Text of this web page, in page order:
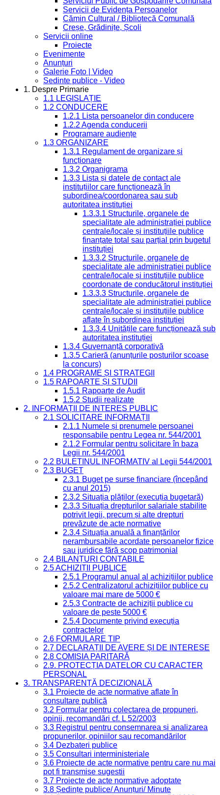
Servicii de Evidența Persoanelor
Cămin Cultural / Bibliotecă Comunală
Creșe, Grădinițe, Școli
Servicii online
Proiecte
Evenimente
Anunțuri
Galerie Foto | Video
Sedinte publice - Video
1. Despre Primarie
1.1 LEGISLAȚIE
1.2 CONDUCERE
1.2.1 Lista persoanelor din conducere
1.2.2 Agenda conducerii
Programare audiențe
1.3 ORGANIZARE
1.3.1 Regulament de organizare și
funcționare
1.3.2 Organigrama
1.3.3 Lista și datele de contact ale
instituțiilor care funcționează în
subordinea/coordonarea sau sub
autoritatea instituției
1.3.3.1 Structurile, organele de
specialitate ale administrației publice
centrale/locale și instituțiile publice
finanțate total sau parțial prin bugetul
instituției
1.3.3.2 Structurile, organele de
specialitate ale administrației publice
centrale/locale și instituțiile publice
coordonate de conducătorul instituției
1.3.3.3 Structurile, organele de
specialitate ale administrației publice
centrale/locale și instituțiile publice
aflate în subordinea instituției
1.3.3.4 Unitățile care funcționează sub
autoritatea instituției
1.3.4 Guvernanță corporativă
1.3.5 Carieră (anunțurile posturilor scoase
la concurs)
1.4 PROGRAME ȘI STRATEGII
1.5 RAPOARTE ȘI STUDII
1.5.1 Rapoarte de Audit
1.5.2 Studii realizate
2. INFORMAȚII DE INTERES PUBLIC
2.1 SOLICITARE INFORMAȚII
2.1.1 Numele și prenumele persoanei
responsabile pentru Legea nr. 544/2001
2.1.2 Formular pentru solicitare în baza
Legii nr. 544/2001
2.2 BULETINUL INFORMATIV al Legii 544/2001
2.3 BUGET
2.3.1 Buget pe surse financiare (începând
cu anul 2015)
2.3.2 Situația plăților (execuția bugetară)
2.3.3 Situația drepturilor salariale stabilite
potrivit legii, precum și alte drepturi
prevăzute de acte normative
2.3.4 Situația anuală a finanțărilor
nerambursabile acordate persoanelor fizice
sau juridice fără scop patrimonial
2.4 BILANȚURI CONTABILE
2.5 ACHIZIȚII PUBLICE
2.5.1 Programul anual al achizițiilor publice
2.5.2 Centralizatorul achizițiilor publice cu
valoare mai mare de 5000 €
2.5.3 Contracte de achiziții publice cu
valoare de peste 5000 €
2.5.4 Documente privind execuția
contractelor
2.6 FORMULARE TIP
2.7 DECLARAȚII DE AVERE ȘI DE INTERESE
2.8 COMISIA PARITARĂ
2.9. PROTECȚIA DATELOR CU CARACTER
PERSONAL
3. TRANSPARENȚĂ DECIZIONALĂ
3.1 Proiecte de acte normative aflate în
consultare publică
3.2 Formular pentru colectarea de propuneri,
opinii, recomandări cf. L 52/2003
3.3 Registrul pentru consemnarea și analizarea
propunerilor, opiniilor sau recomandărilor
3.4 Dezbateri publice
3.5 Consultari interministeriale
3.6 Proiecte de acte normative pentru care nu mai
pot fi transmise sugestii
3.7 Proiecte de acte normative adoptate
3.8 Ședințe publice/ Anunțuri/ Minute